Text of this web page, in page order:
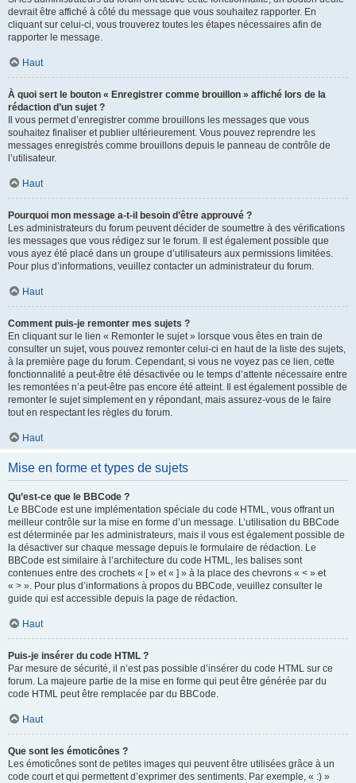
devrait être affiché à côté du message que vous souhaitez rapporter. En
cliquant sur celui-ci, vous trouverez toutes les étapes nécessaires afin de
rapporter le message.
Haut
À quoi sert le bouton « Enregistrer comme brouillon » affiché lors de la
rédaction d’un sujet ?
Il vous permet d’enregistrer comme brouillons les messages que vous
souhaitez finaliser et publier ultérieurement. Vous pouvez reprendre les
messages enregistrés comme brouillons depuis le panneau de contrôle de
l’utilisateur.
Haut
Pourquoi mon message a-t-il besoin d’être approuvé ?
Les administrateurs du forum peuvent décider de soumettre à des vérifications
les messages que vous rédigez sur le forum. Il est également possible que
vous ayez été placé dans un groupe d’utilisateurs aux permissions limitées.
Pour plus d’informations, veuillez contacter un administrateur du forum.
Haut
Comment puis-je remonter mes sujets ?
En cliquant sur le lien « Remonter le sujet » lorsque vous êtes en train de
consulter un sujet, vous pouvez remonter celui-ci en haut de la liste des sujets,
à la première page du forum. Cependant, si vous ne voyez pas ce lien, cette
fonctionnalité a peut-être été désactivée ou le temps d’attente nécessaire entre
les remontées n’a peut-être pas encore été atteint. Il est également possible de
remonter le sujet simplement en y répondant, mais assurez-vous de le faire
tout en respectant les règles du forum.
Haut
Mise en forme et types de sujets
Qu’est-ce que le BBCode ?
Le BBCode est une implémentation spéciale du code HTML, vous offrant un
meilleur contrôle sur la mise en forme d’un message. L’utilisation du BBCode
est déterminée par les administrateurs, mais il vous est également possible de
la désactiver sur chaque message depuis le formulaire de rédaction. Le
BBCode est similaire à l’architecture du code HTML, les balises sont
contenues entre des crochets « [ » et « ] » à la place des chevrons « < » et
« > ». Pour plus d’informations à propos du BBCode, veuillez consulter le
guide qui est accessible depuis la page de rédaction.
Haut
Puis-je insérer du code HTML ?
Par mesure de sécurité, il n’est pas possible d’insérer du code HTML sur ce
forum. La majeure partie de la mise en forme qui peut être générée par du
code HTML peut être remplacée par du BBCode.
Haut
Que sont les émoticônes ?
Les émoticônes sont de petites images qui peuvent être utilisées grâce à un
code court et qui permettent d’exprimer des sentiments. Par exemple, « :) »